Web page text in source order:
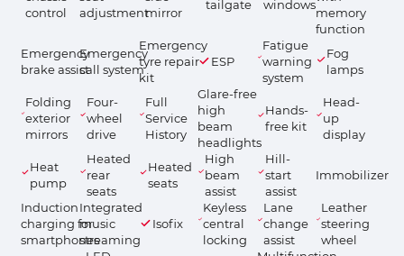
control
adjustmentmirror
tailgate
windows
memory
function
Emergency
brake assist
Emergency
call system
Emergency
tyre repair
kit
ESP
Fatigue
warning
system
Fog
lamps
Folding
exterior
mirrors
Four-
wheel
drive
Full
Service
History
Glare-free
high
beam
headlights
Hands-
free kit
Head-
up
display
Heat
pump
Heated
rear
seats
Heated
seats
High
beam
assist
Hill-
start
assist
Immobilizer
Induction
charging for
smartphones
Integrated
music
streaming
Isofix
Keyless
central
locking
Lane
change
assist
Leather
steering
wheel